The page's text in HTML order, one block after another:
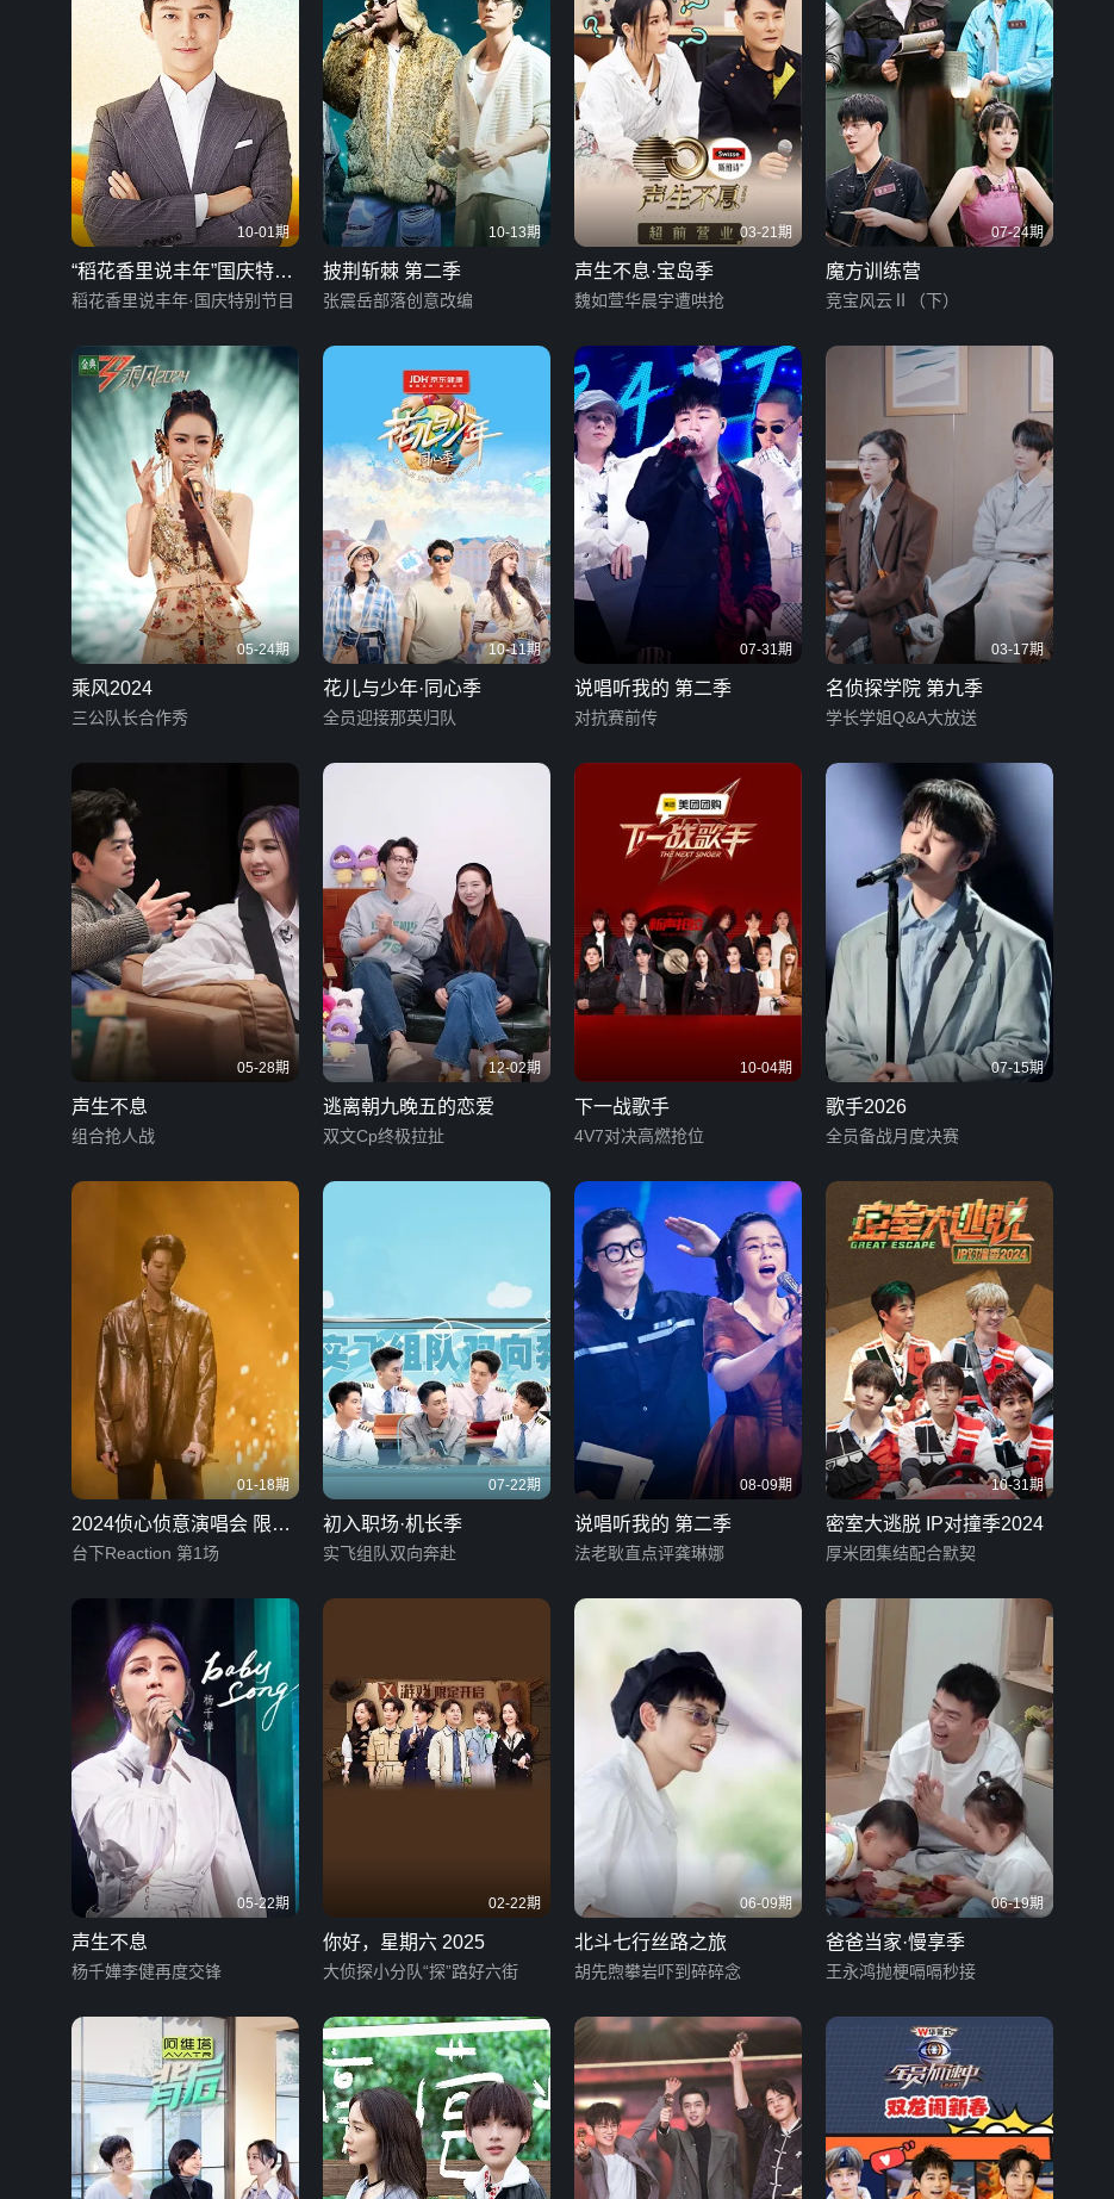
10-01期
“稻花香里说丰年”国庆特别
节目
稻花香里说丰年·国庆特别节目
10-13期
披荆斩棘 第二季
张震岳部落创意改编
03-21期
声生不息·宝岛季
魏如萱华晨宇遭哄抢
07-24期
魔方训练营
竞宝风云Ⅱ（下）
05-24期
乘风2024
三公队长合作秀
10-11期
花儿与少年·同心季
全员迎接那英归队
07-31期
说唱听我的 第二季
对抗赛前传
03-17期
名侦探学院 第九季
学长学姐Q&A大放送
05-28期
声生不息
组合抢人战
12-02期
逃离朝九晚五的恋爱
双文Cp终极拉扯
10-04期
下一战歌手
4V7对决高燃抢位
07-15期
歌手2026
全员备战月度决赛
01-18期
2024侦心侦意演唱会 限定
企划
台下Reaction 第1场
07-22期
初入职场·机长季
实飞组队双向奔赴
08-09期
说唱听我的 第二季
法老耿直点评龚琳娜
10-31期
密室大逃脱 IP对撞季2024
厚米团集结配合默契
05-22期
声生不息
杨千嬅李健再度交锋
02-22期
你好，星期六 2025
大侦探小分队“探”路好六街
06-09期
北斗七行丝路之旅
胡先煦攀岩吓到碎碎念
06-19期
爸爸当家·慢享季
王永鸿抛梗嗝嗝秒接